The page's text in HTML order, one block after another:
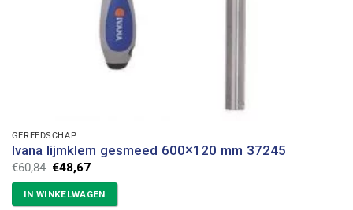
GEREEDSCHAP
Ivana lijmklem gesmeed 600×120 mm 37245
€60,84 Oorspronkelijke
prijs
was:
€60,84.
€48,67Huidige
is:
€48,67.
IN WINKELWAGEN